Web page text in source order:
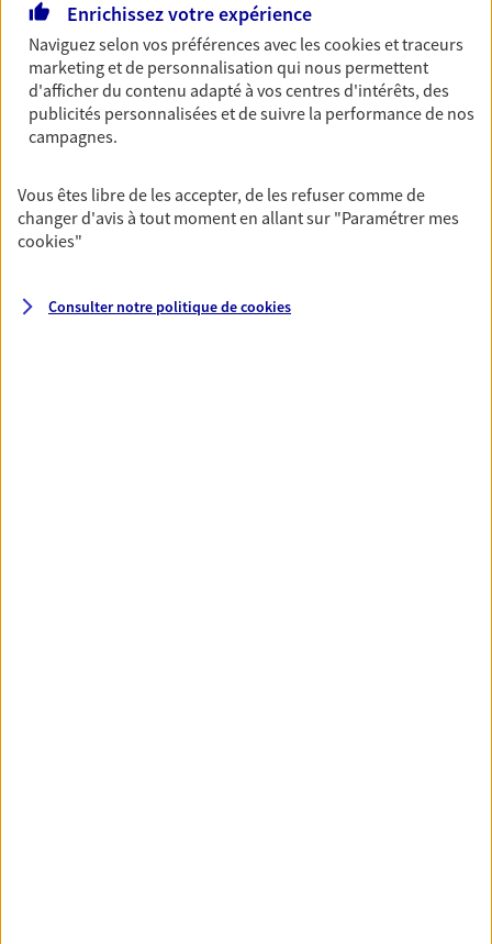
Préparez sereinement ce nouveau chapitre de
votre vie avec les conseils d'un expert. Découvrez
notre solution PER (Plan Epargne Retraite)
spécialement conçue pour la retraite.
Couvrez vos dépenses de santé ainsi que celles de
votre famille avec la complémentaire santé qui
vous ressemble.
Prévoyance
Enrichissez votre expérience
Naviguez selon vos préférences avec lescookies et traceurs
marketing et de personnalisation qui nous permettent
d'afficher du contenu adapté à vos centres d'intérêts, des
publicités personnalisées et de suivre la performance de nos
campagnes.
Vous êtes libre de les accepter, de les refuser comme de
changer d'avis à tout moment en allant sur "Paramétrer mes
cookies"
Consulter notre politique decookies